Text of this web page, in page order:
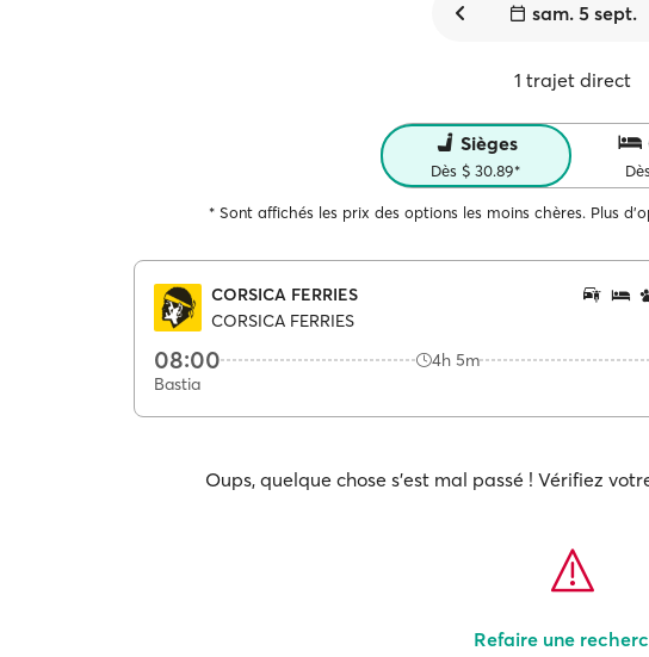
sam. 5 sept.
1 trajet direct
Sièges
Dès $ 30.89*
* Sont affichés les prix des options les moins chères. Plus
CORSICA FERRIES
CORSICA FERRIES
08:00 4h 5m
Bastia
Oups, quelque chose s'est mal passé ! Vérifiez
Refaire une